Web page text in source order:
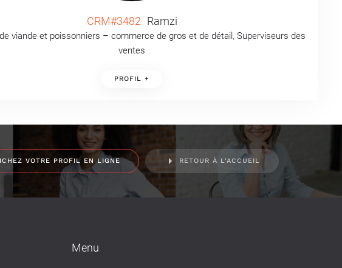
CRM#3482 Ramzi
viande et poissonniers – commerce de gros et de détail , Superviseurs des
ventes
PROFIL +
VOTRE PROFIL EN LIGNE RETOUR À L'ACCUEIL
Menu